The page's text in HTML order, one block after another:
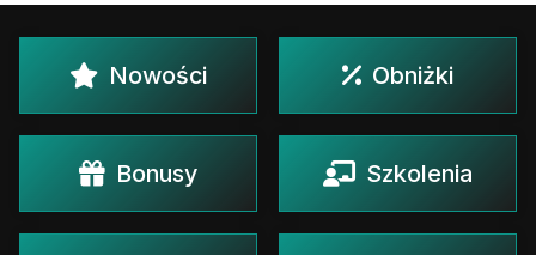
Nowości Obniżki
Bonusy Szkolenia